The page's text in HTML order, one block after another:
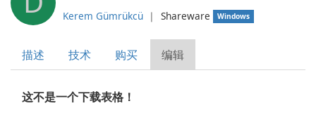
Kerem Gümrükcü ❘ Shareware Windows
描述 技术 购买 编辑
这不是一个下载表格！